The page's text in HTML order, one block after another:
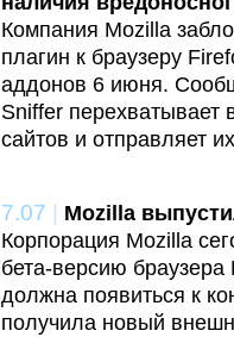
Компания Mozilla
плагин к браузеру
аддонов 6 июня.
Sniffer
сайтов и отправляет
7.07 | Mozilla
Корпорация Mozilla
бета-версию
должна появиться к
получила новый